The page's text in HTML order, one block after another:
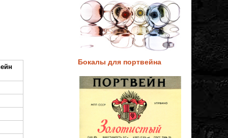
Бокалы для портвейна